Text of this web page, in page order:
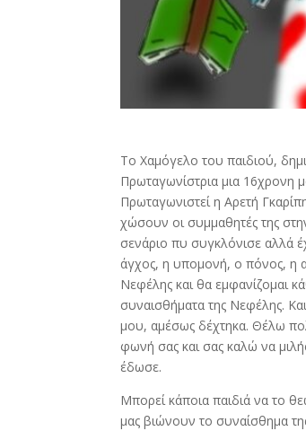
Το Χαμόγελο του παιδιού,
Πρωταγωνίστρια μια 16χρονη
Πρωταγωνιστεί η Αρετή
χώσουν οι συμμαθητές της
σενάριο πυ συγκλόνισε αλλά
άγχος, η υπομονή, ο πόνος, η
Νεφέλης και θα εμφανίζομαι
συναισθήματα της Νεφέλης.
μου, αμέσως δέχτηκα. Θέλω
φωνή σας και σας καλώ να
έδωσε.
Μπορεί κάποια παιδιά να το
μας βιώνουν το συναίσθημα